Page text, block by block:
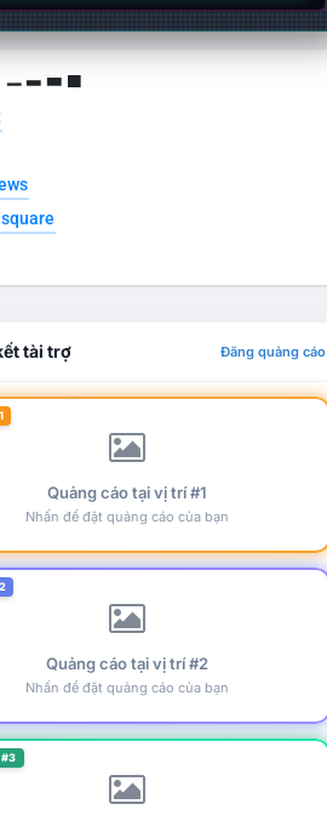
▁ ▂ ▃ ▄
tài trợ Đăng quảng cáo
Quảng cáo tại vị trí #1
Nhấn để đặt quảng cáo của bạn
Quảng cáo tại vị trí #2
Nhấn để đặt quảng cáo của bạn